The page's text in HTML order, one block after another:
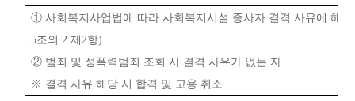
① 사회복지사업법에 따라 사회복지시설 종사자 결격 사유에 해
5조의 2 제 2항)
② 범죄 및 성폭력범죄 조회 시 결격 사유가 없는 자
※ 결격 사유 해당 시 합격 및 고용 취소